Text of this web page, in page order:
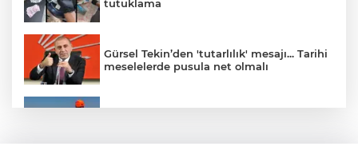
tutuklama
Gürsel Tekin’den 'tutarlılık' mesajı... Tarihi
meselelerde pusula net olmalı